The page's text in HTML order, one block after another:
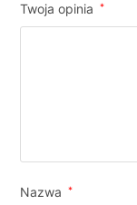
Twoja opinia *
Nazwa *